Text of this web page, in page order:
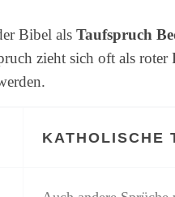
Bibel als Taufspruch
zieht sich oft als
KATHOLISCHE